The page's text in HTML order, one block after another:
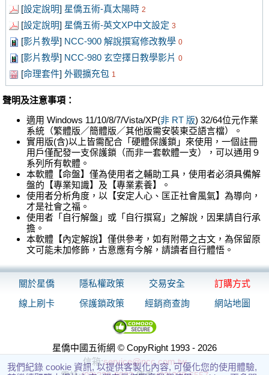
[設定說明] 星僑五術-真太陽時 2
[設定說明] 星僑五術-英文XP中文設定 3
[影片教學] NCC-900 解說撰寫修改教學 0
[影片教學] NCC-980 玄空擇日教學影片 0
[命理套件] 外觀擴充包 1
聲明及注意事項：
適用 Windows 11/10/8/7/Vista/XP(非 RT 版) 32/64位元作業
系統（繁體版／簡體版／其他版需安裝東亞語言檔）。
實用版(含)以上皆需配合「硬體保護鎖」來使用，一個註冊
用戶僅配發一支保護鎖（而非一套軟體一支），可以通用９
系列所有軟體。
本軟體【命盤】僅為使用者之輔助工具，使用者必須具備解
盤的【專業知識】及【專業素養】。
使用者分析角度，以【安定人心、匡正社會風氣】為導向，
才是社會之福。
使用者「自行解盤」或「自行撰寫」之解說，因果請自行承
擔。
本軟體【內定解說】僅供參考，如有附帶之古文，為保留原
文可能未加修飾，古意應有今解，請讀者自行體悟。
關於星僑 隱私權政策 交易安全
訂購方式
線上刷卡
保護鎖政策 經銷商查詢 網站地圖
星僑中國五術網 © CopyRight 1993 - 2026
信箱:service@ncc.com.tw
我們紀錄 cookie 資訊, 以提供客製化內容, 可優化您的使用體驗,